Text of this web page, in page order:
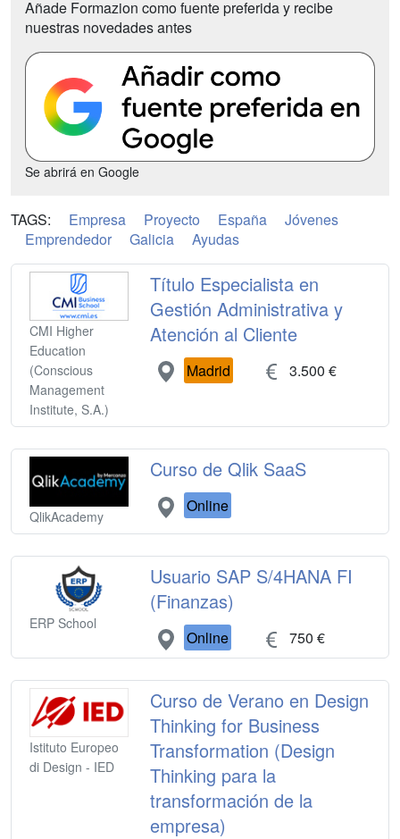
Añade Formazion como fuente preferida y recibe
nuestras novedades antes
Se abrirá en Google
TAGS: Empresa Proyecto España
Jóvenes
Emprendedor
Galicia Ayudas
CMI Higher
Education
(Conscious
Management
Institute, S.A.)
Título Especialista en
Gestión Administrativa y
Atención al Cliente
Madrid 3.500 €
QlikAcademy
Curso de Qlik SaaS
Online
ERP School
Usuario SAP S/4HANA FI
(Finanzas)
Online 750 €
Istituto Europeo
di Design - IED
Curso de Verano en Design
Thinking for Business
Transformation (Design
Thinking para la
transformación de la
empresa)